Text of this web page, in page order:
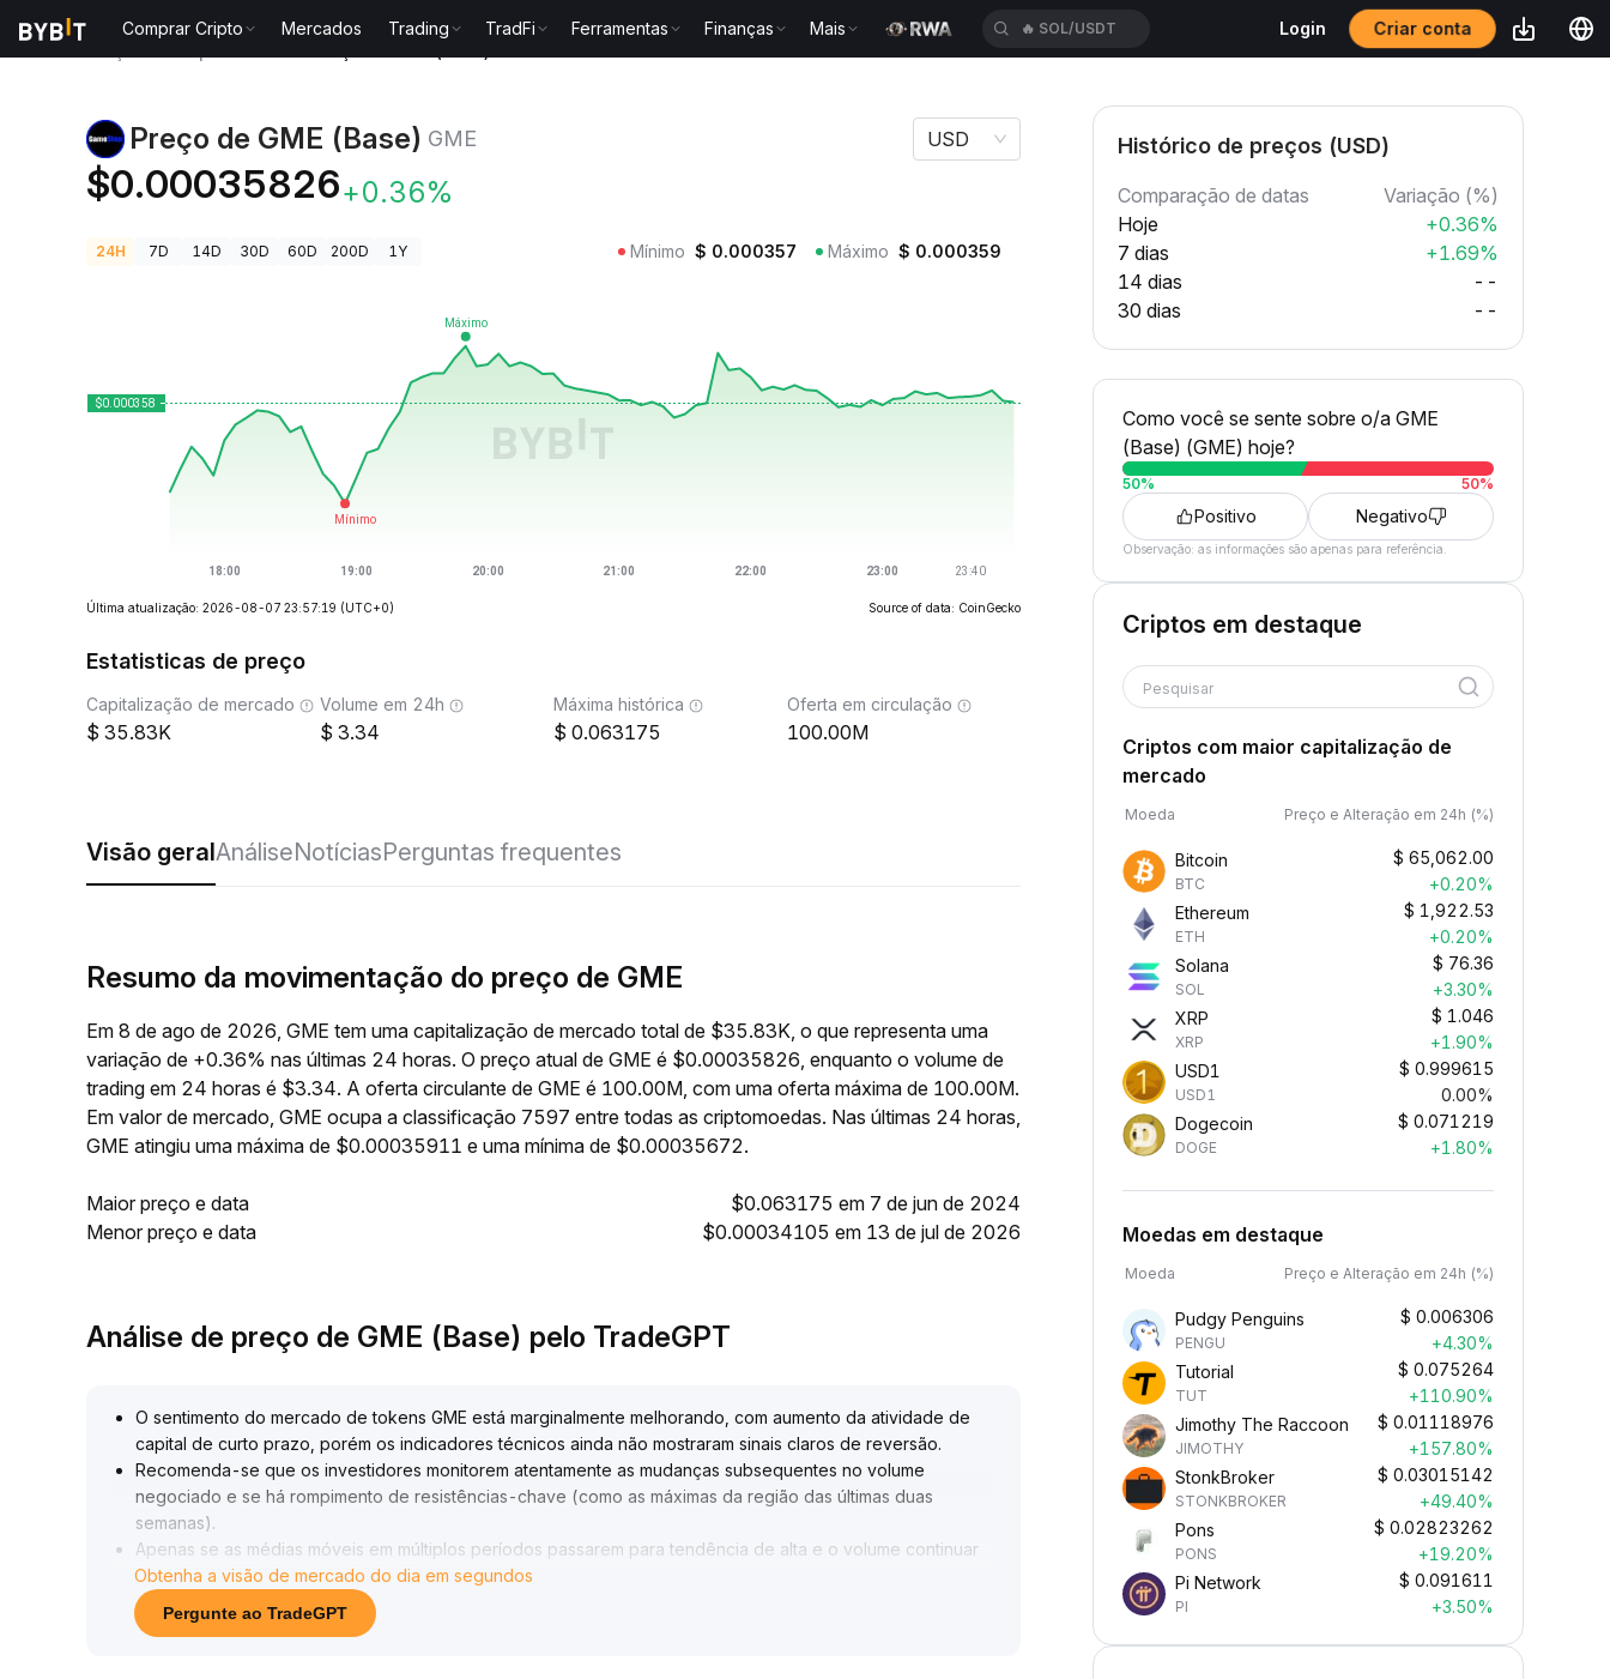
Comprar Cripto Mercados Trading TradFi Ferramentas Finanças Mais 🔥 TUTUSDT Login Criar conta
Preço de GME (Base) GME
$0.00035826+0.36%
USD
24H 7D 14D 30D 60D 200D 1Y Mínimo $ 0.000357 Máximo $ 0.000359
Última atualização: 2026-08-07 23:57:19 (UTC+0) Source of data: CoinGecko
Estatisticas de preço
Capitalização de mercado
35.83K
Volume em 24h
3.34
Máxima histórica
0.063175
Oferta em circulação
100.00M
Visão geralAnáliseNotíciasPerguntas frequentes
Resumo da movimentação do preço de GME
Em 8 de ago de 2026, GME tem uma capitalização de mercado total de $35.83K, o que representa uma
variação de +0.36% nas últimas 24 horas. O preço atual de GME é $0.00035826, enquanto o volume de
trading em 24 horas é $3.34. A oferta circulante de GME é 100.00M, com uma oferta máxima de 100.00M.
Em valor de mercado, GME ocupa a classificação 7597 entre todas as criptomoedas. Nas últimas 24 horas,
GME atingiu uma máxima de $0.00035911 e uma mínima de $0.00035672.
Maior preço e data
$0.063175 em 7 de jun de 2024
Menor preço e data
$0.00034105 em 13 de jul de 2026
Análise de preço de GME (Base) pelo TradeGPT
O sentimento do mercado de tokens GME está marginalmente melhorando, com aumento da atividade de
capital de curto prazo, porém os indicadores técnicos ainda não mostraram sinais claros de reversão.
Recomenda-se que os investidores monitorem atentamente as mudanças subsequentes no volume
negociado e se há rompimento de resistências-chave (como as máximas da região das últimas duas
semanas).
Apenas se as médias móveis em múltiplos períodos passarem para tendência de alta e o volume continuar
crescendo, a tendência de alta de médio e longo prazo poderá ser confirmada
Antes que os sinais estejam claros, o controle de posição e gerenciamento de risco devem ser prioridades
— evite perseguir altas de maneira precipitada
Obtenha a visão de mercado do dia em segundos
Pergunte ao TradeGPT
Histórico de preços (USD)
Comparação de datas
Variação (%)
Hoje
+0.36%
7 dias
+1.69%
14 dias
--
30 dias
--
Como você se sente sobre o/a GME
(Base) (GME) hoje?
50% 50%
Positivo Negativo
Observação: as informações são apenas para referência.
Criptos em destaque
Pesquisar
Criptos com maior capitalização de
mercado
Moeda Preço e Alteração em 24h (%)
Bitcoin
BTC
$ 65,062.00
+0.20%
Ethereum
ETH
$ 1,922.53
+0.20%
Solana
SOL
$ 76.36
+3.30%
XRP
XRP
$ 1.046
+1.90%
USD1
USD1
$ 0.999615
0.00%
Dogecoin
DOGE
$ 0.071219
+1.80%
Moedas em destaque
Moeda Preço e Alteração em 24h (%)
Pudgy Penguins
PENGU
$ 0.006306
+4.30%
Tutorial
TUT
$ 0.075264
+110.90%
Jimothy The Raccoon
JIMOTHY
$ 0.01118976
+157.80%
StonkBroker
STONKBROKER
$ 0.03015142
+49.40%
Pons
PONS
$ 0.02823262
+19.20%
Pi Network
PI
$ 0.091611
+3.50%